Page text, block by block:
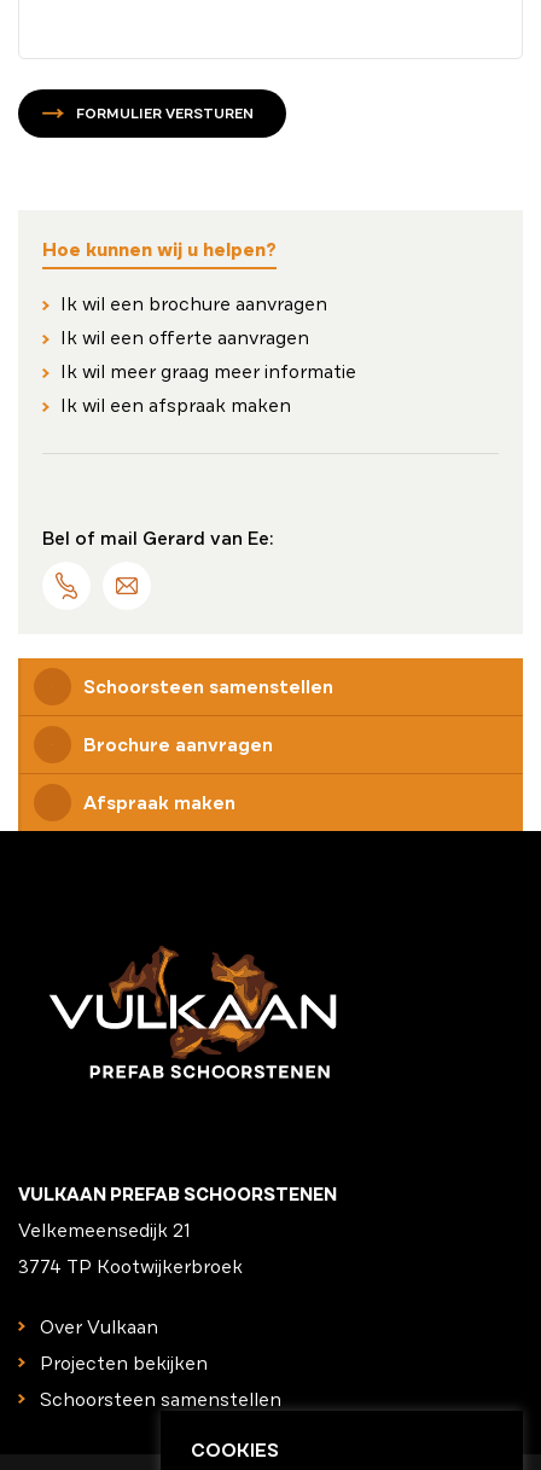
FORMULIER VERSTUREN
Hoe kunnen wij u helpen?
Ik wil een brochure aanvragen
Ik wil een offerte aanvragen
Ik wil meer graag meer informatie
Ik wil een afspraak maken
Bel of mail Gerard van Ee:
Schoorsteen samenstellen
Brochure aanvragen
Afspraak maken
VULKAAN PREFAB SCHOORSTENEN
Velkemeensedijk 21
3774 TP Kootwijkerbroek
Over Vulkaan
Projecten bekijken
Schoorsteen samenstellen
COOKIES